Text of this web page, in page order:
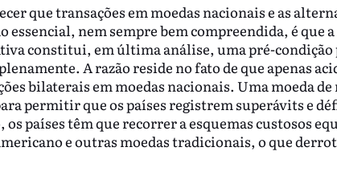
que transações em moedas nacionais e as
essencial, nem sempre bem compreendida, é que
constitui, em última análise, uma pré-condição
A razão reside no fato de que apenas
bilaterais em moedas nacionais. Uma moeda
permitir que os países registrem superávits e
países têm que recorrer a esquemas custosos
e outras moedas tradicionais, o que